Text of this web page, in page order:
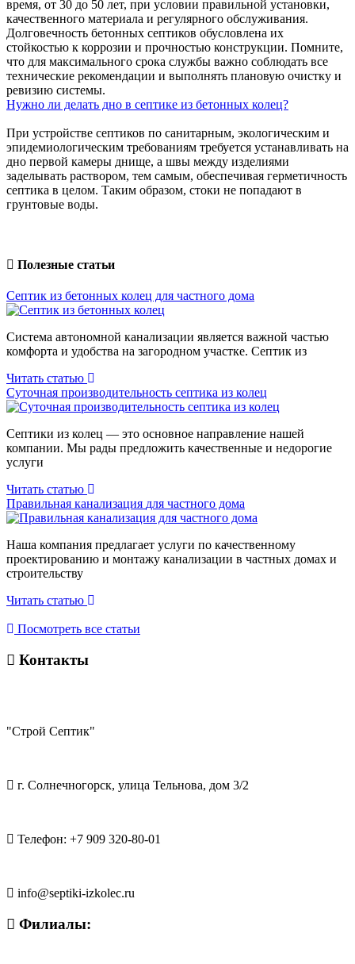
время, от 30 до 50 лет, при условии правильной установки,
качественного материала и регулярного обслуживания.
Долговечность бетонных септиков обусловлена их
стойкостью к коррозии и прочностью конструкции. Помните,
что для максимального срока службы важно соблюдать все
технические рекомендации и выполнять плановую очистку и
ревизию системы.
Нужно ли делать дно в септике из бетонных колец?
При устройстве септиков по санитарным, экологическим и
эпидемиологическим требованиям требуется устанавливать на
дно первой камеры днище, а швы между изделиями
заделывать раствором, тем самым, обеспечивая герметичность
септика в целом. Таким образом, стоки не попадают в
грунтовые воды.
Полезные статьи
Септик из бетонных колец для частного дома
Система автономной канализации является важной частью
комфорта и удобства на загородном участке. Септик из
Читать статью
Суточная производительность септика из колец
Септики из колец — это основное направление нашей
компании. Мы рады предложить качественные и недорогие
услуги
Читать статью
Правильная канализация для частного дома
Наша компания предлагает услуги по качественному
проектированию и монтажу канализации в частных домах и
строительству
Читать статью
Посмотреть все статьи
Контакты
"Строй Септик"
г. Солнечногорск, улица Тельнова, дом 3/2
Телефон: +7 909 320-80-01
info@septiki-izkolec.ru
Филиалы: